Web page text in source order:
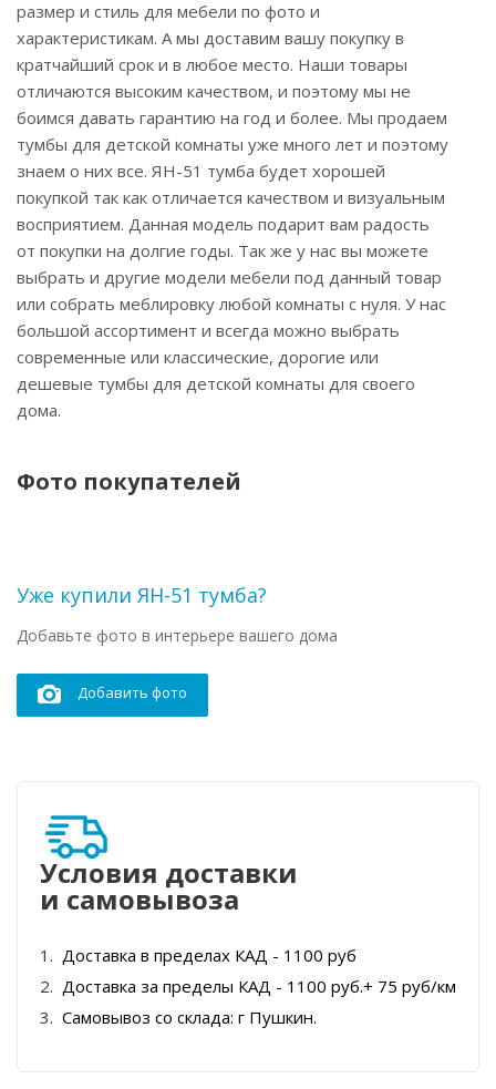
размер и стиль для мебели по фото и
характеристикам. А мы доставим вашу покупку в
кратчайший срок и в любое место. Наши товары
отличаются высоким качеством, и поэтому мы не
боимся давать гарантию на год и более. Мы продаем
тумбы для детской комнаты уже много лет и поэтому
знаем о них все. ЯН-51 тумба будет хорошей
покупкой так как отличается качеством и визуальным
восприятием. Данная модель подарит вам радость
от покупки на долгие годы. Так же у нас вы можете
выбрать и другие модели мебели под данный товар
или собрать меблировку любой комнаты с нуля. У нас
большой ассортимент и всегда можно выбрать
современные или классические, дорогие или
дешевые тумбы для детской комнаты для своего
дома.
Фото покупателей
Уже купили ЯН-51 тумба?
Добавьте фото в интерьере вашего дома
Добавить фото
Условия доставки
и самовывоза
Доставка в пределах КАД - 1100 руб
Доставка за пределы КАД - 1100 руб.+ 75 руб/км
Самовывоз со склада: г Пушкин.